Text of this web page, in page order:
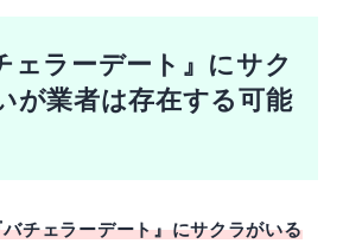
ェラーデート』にサク
が業者は存在する可能
バチェラーデート』にサクラがいる